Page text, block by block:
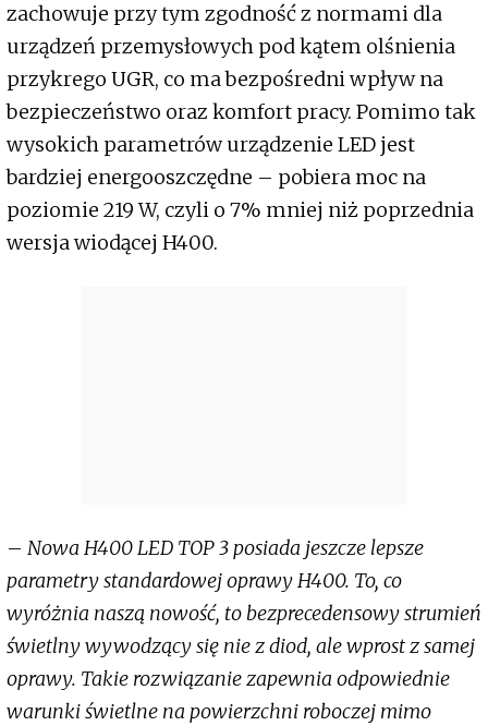
zachowuje przy tym zgodność z normami dla
urządzeń przemysłowych pod kątem olśnienia
przykrego UGR, co ma bezpośredni wpływ na
bezpieczeństwo oraz komfort pracy. Pomimo tak
wysokich parametrów urządzenie LED jest
bardziej energooszczędne – pobiera moc na
poziomie 219 W, czyli o 7% mniej niż poprzednia
wersja wiodącej H400.
– Nowa H400 LED TOP 3 posiada jeszcze lepsze
parametry standardowej oprawy H400. To, co
wyróżnia naszą nowość, to bezprecedensowy strumień
świetlny wywodzący się nie z diod, ale wprost z samej
oprawy. Takie rozwiązanie zapewnia odpowiednie
warunki świetlne na powierzchni roboczej mimo